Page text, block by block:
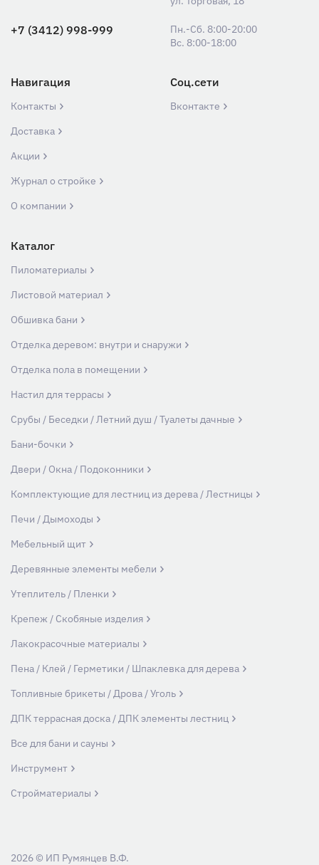
+7 (3412) 998-999
Пн.-Сб. 8:00-20:00
Вс. 8:00-18:00
Навигация
Контакты
Доставка
Акции
Журнал о стройке
О компании
Соц.сети
Вконтакте
Каталог
Пиломатериалы
Листовой материал
Обшивка бани
Отделка деревом: внутри и снаружи
Отделка пола в помещении
Настил для террасы
Срубы / Беседки / Летний душ / Туалеты дачные
Бани-бочки
Двери / Окна / Подоконники
Комплектующие для лестниц из дерева / Лестницы
Печи / Дымоходы
Мебельный щит
Деревянные элементы мебели
Утеплитель / Пленки
Крепеж / Скобяные изделия
Лакокрасочные материалы
Пена / Клей / Герметики / Шпаклевка для дерева
Топливные брикеты / Дрова / Уголь
ДПК террасная доска / ДПК элементы лестниц
Все для бани и сауны
Инструмент
Стройматериалы
2026 © ИП Румянцев В.Ф.